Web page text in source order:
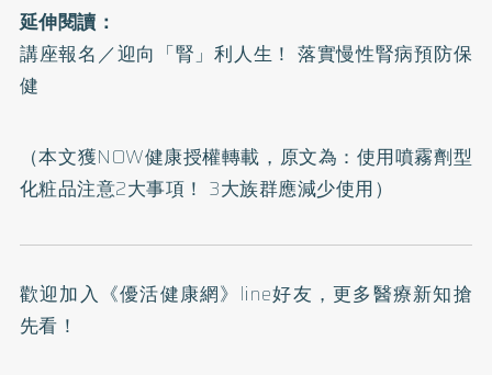
延伸閱讀：
講座報名／迎向「腎」利人生！ 落實慢性腎病預防保
健
（本文獲NOW健康授權轉載，原文為： 使用噴霧劑型
化粧品注意2大事項！ 3大族群應減少使用）
歡迎加入 《優活健康網》line好友 ，更多醫療新知搶
先看！